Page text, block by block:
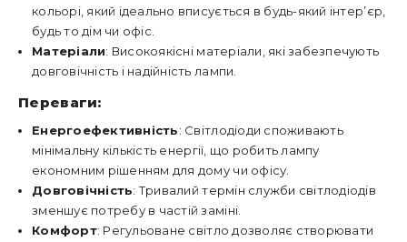
кольорі, який ідеально вписується в будь-який інтер’єр,
будь то дім чи офіс.
Матеріали: Високоякісні матеріали, які забезпечують
довговічність і надійність лампи.
Переваги:
Енергоефективність: Світлодіоди споживають
мінімальну кількість енергії, що робить лампу
економним рішенням для дому чи офісу.
Довговічність: Тривалий термін служби світлодіодів
зменшує потребу в частій заміні.
Комфорт: Регульоване світло дозволяє створювати